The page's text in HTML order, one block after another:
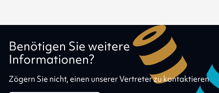
Benötigen Sie weitere
Informationen?
Zögern Sie nicht, einen unserer Vertreter zu kontaktieren